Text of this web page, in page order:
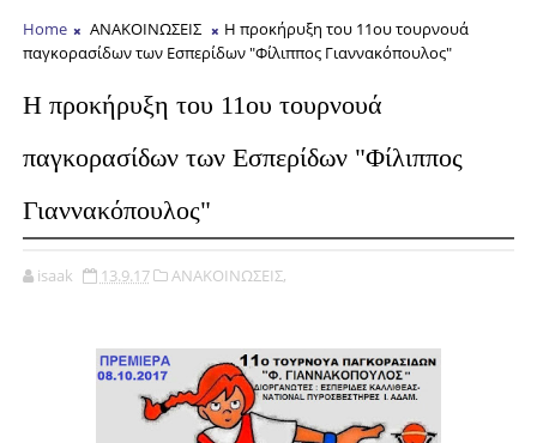
Home ΑΝΑΚΟΙΝΩΣΕΙΣ
Η προκήρυξη του 11ου τουρνουά
παγκορασίδων των Εσπερίδων "Φίλιππος Γιαννακόπουλος"
Η προκήρυξη του 11ου τουρνουά
παγκορασίδων των Εσπερίδων "Φίλιππος
Γιαννακόπουλος"
isaak 13.9.17 ΑΝΑΚΟΙΝΩΣΕΙΣ,